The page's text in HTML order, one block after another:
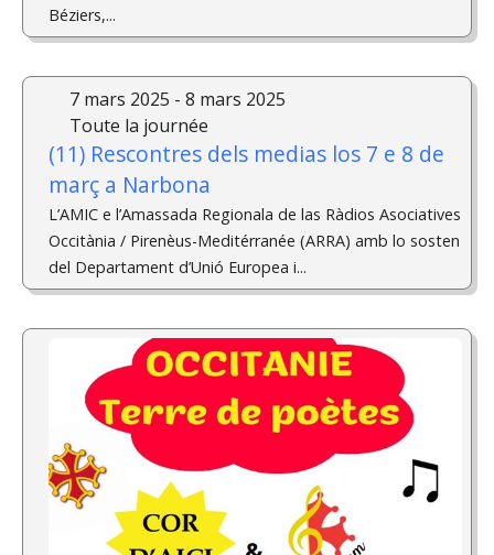
Béziers,...
7 mars 2025 - 8 mars 2025
Toute la journée
(11) Rescontres dels medias los 7 e 8 de
març a Narbona
L’AMIC e l’Amassada Regionala de las Ràdios Asociatives
Occitània / Pirenèus-Meditérranée (ARRA) amb lo sosten
del Departament d’Unió Europea i...